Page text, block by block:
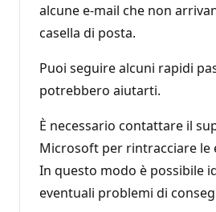
alcune e-mail che non
casella di posta.
Puoi seguire alcuni rapidi
potrebbero aiutarti.
È necessario contattare il
Microsoft per rintracciare le
In questo modo è possibile
eventuali problemi di